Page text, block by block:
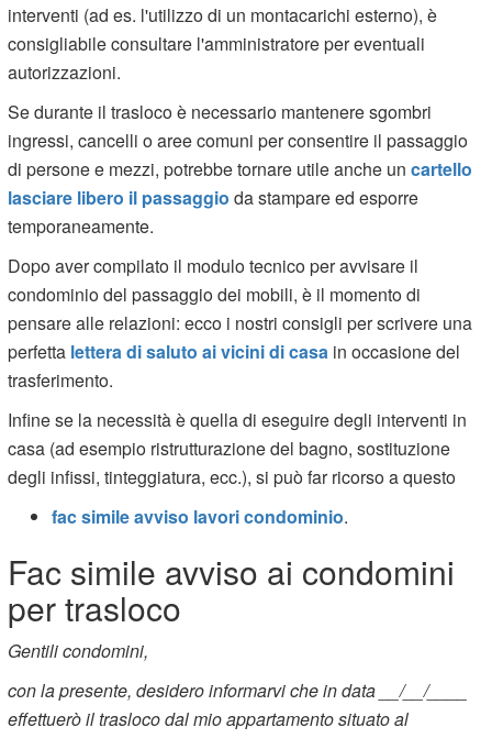
interventi (ad es. l'utilizzo di un montacarichi esterno), è
consigliabile consultare l'amministratore per eventuali
autorizzazioni.
Se durante il trasloco è necessario mantenere sgombri
ingressi, cancelli o aree comuni per consentire il passaggio
di persone e mezzi, potrebbe tornare utile anche uncartello
lasciare libero il passaggio da stampare ed esporre
temporaneamente.
Dopo aver compilato il modulo tecnico per avvisare il
condominio del passaggio dei mobili, è il momento di
pensare alle relazioni: ecco i nostri consigli per scrivere una
perfetta lettera di saluto ai vicini di casa in occasione del
trasferimento.
Infine se la necessità è quella di eseguire degli interventi in
casa (ad esempio ristrutturazione del bagno, sostituzione
degli infissi, tinteggiatura, ecc.), si può far ricorso a questo
fac simile avviso lavori condominio.
Fac simile avviso ai condomini
per trasloco
Gentili condomini,
con la presente, desidero informarvi che in data __/__/____
effettuerò il trasloco dal mio appartamento situato al